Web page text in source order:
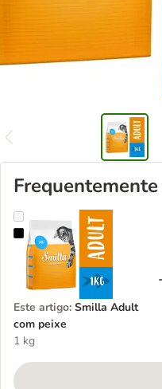
Smilla Adult com peixe
Este artigo: Smilla Adult
com peixe
1 kg